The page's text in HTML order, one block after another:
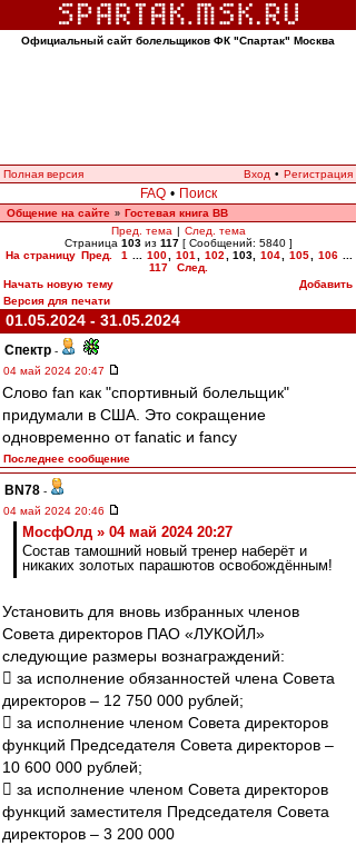
Официальный сайт болельщиков ФК "Спартак" Москва
Полная версия Вход • Регистрация
FAQ • Поиск
Общение на сайте » Гостевая книга ВВ
Пред. тема | След. тема
Страница 103из 117[ Сообщений: 5840 ]
На страницу Пред. 1 100 101 102 103, 104 105 106
117
След.
Начать новую тему
Добавить
Версия для печати
01.05.2024 - 31.05.2024
Спектр -
04 май 2024 20:47
Слово fan как "спортивный болельщик"
придумали в США. Это сокращение
одновременно от fanatic и fancy
Последнее сообщение
BN78 -
04 май 2024 20:46
МосфОлд » 04 май 2024 20:27
Состав тамошний новый тренер наберёт и
никаких золотых парашютов освобождённым!
Установить для вновь избранных членов
Совета директоров ПАО «ЛУКОЙЛ»
следующие размеры вознаграждений:
 за исполнение обязанностей члена Совета
директоров – 12 750 000 рублей;
 за исполнение членом Совета директоров
функций Председателя Совета директоров –
10 600 000 рублей;
 за исполнение членом Совета директоров
функций заместителя Председателя Совета
директоров – 3 200 000